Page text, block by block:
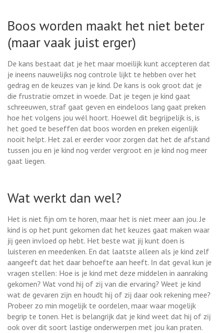
Boos worden maakt het niet beter
(maar vaak juist erger)
De kans bestaat dat je het maar moeilijk kunt accepteren dat
je ineens nauwelijks nog controle lijkt te hebben over het
gedrag en de keuzes van je kind. De kans is ook groot dat je
die frustratie omzet in woede. Dat je tegen je kind gaat
schreeuwen, straf gaat geven en eindeloos lang gaat preken
hoe het volgens jou wél hoort. Hoewel dit begrijpelijk is, is
het goed te beseffen dat boos worden en preken eigenlijk
nooit helpt. Het zal er eerder voor zorgen dat het de afstand
tussen jou en je kind nog verder vergroot en je kind nog meer
gaat liegen.
Wat werkt dan wel?
Het is niet fijn om te horen, maar het is niet meer aan jou. Je
kind is op het punt gekomen dat het keuzes gaat maken waar
jij geen invloed op hebt. Het beste wat jij kunt doen is
luisteren en meedenken. En dat laatste alleen als je kind zelf
aangeeft dat het daar behoefte aan heeft. In dat geval kun je
vragen stellen: Hoe is je kind met deze middelen in aanraking
gekomen? Wat vond hij of zij van die ervaring? Weet je kind
wat de gevaren zijn en houdt hij of zij daar ook rekening mee?
Probeer zo min mogelijk te oordelen, maar waar mogelijk
begrip te tonen. Het is belangrijk dat je kind weet dat hij of zij
ook over dit soort lastige onderwerpen met jou kan praten.